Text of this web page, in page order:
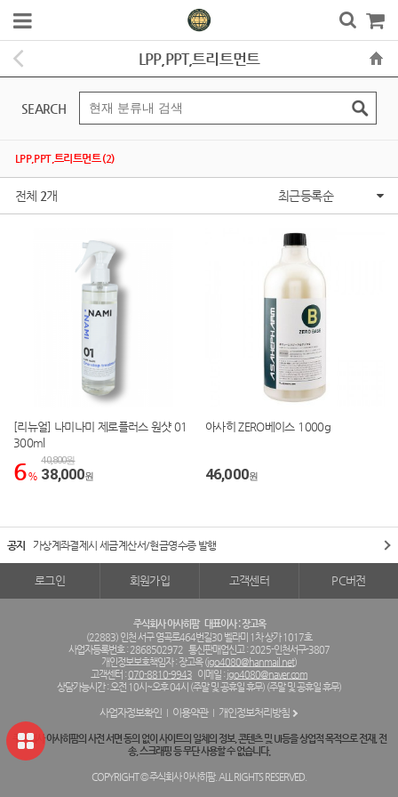
LPP,PPT,트리트먼트
SEARCH
LPP,PPT,트리트먼트 (2)
전체 2개 최근등록순
[리뉴얼] 나미나미 제로플러스 원샷 01
300ml
6 %
40,800원
38,000원
아사히 ZERO베이스 1000g
46,000원
공지 가상계좌결제시 세금계산서/현금영수증 발행
로그인 회원가입 고객센터 PC버전
주식회사 아사히팜 대표이사 : 장고옥
(22883) 인천 서구 염곡로464번길30 벨라미 1차 상가 1017호
사업자등록번호 : 2868502972 통신판매업신고 : 2025-인천서구-3807
개인정보보호책임자 : 장고옥 (jgo4080@hanmail.net)
고객센터 :070-8810-9943 이메일 : jgo4080@naver.com
상담가능시간 : 오전 10시~오후 04시 (주말 및 공휴일 휴무) (주말 및 공휴일 휴무)
사업자정보확인 이용약관 개인정보처리방침
주식회사 아사히팜의 사전 서면 동의 없이 사이트의 일체의 정보, 콘텐츠 및 UI등을 상업적 목적으로 전재, 전
송, 스크래핑 등 무단 사용할 수 없습니다.
COPYRIGHT © 주식회사 아사히팜. ALL RIGHTS RESERVED.